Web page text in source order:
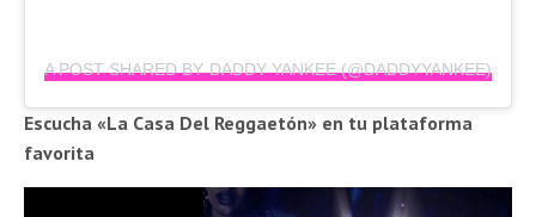
A POST SHARED BY DADDY YANKEE (@DADDYYANKEE)
Escucha «La Casa Del Reggaetón» en tu plataforma
favorita